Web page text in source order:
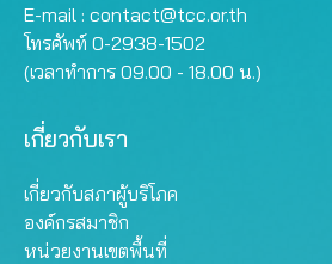
E-mail : contact@tcc.or.th
โทรศัพท์ 0-2938-1502
(เวลาทำการ 09.00 - 18.00 น.)
เกี่ยวกับเรา
เกี่ยวกับสภาผู้บริโภค
องค์กรสมาชิก
หน่วยงานเขตพื้นที่